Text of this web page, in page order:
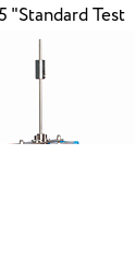
"Standard Test